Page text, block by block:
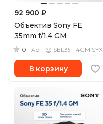
92 900 ₽
Объектив Sony FE
35mm f/1.4 GM
0 Арт. @ SEL35F14GM.SYX
В корзину